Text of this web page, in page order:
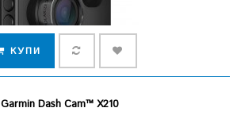
КУПИ
Garmin Dash Cam™ X210